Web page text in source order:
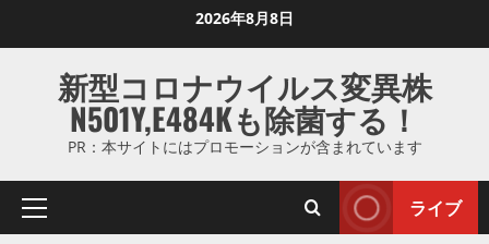
ス
ッ
2026年8月8日
新型コロナウイルス変異株
N501Y,E484Kも除菌する！
PR：本サイトにはプロモーションが含まれています
プ
ライブ